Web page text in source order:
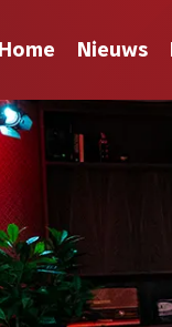
Home Nieuws